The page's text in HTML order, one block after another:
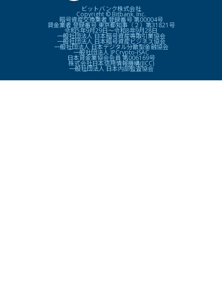
ビットバンク株式会社
Copyright © Bitbank, Inc.
暗号資産交換業者 登録番号 第00004号
貸金業者 登録番号 東京都知事（２）第31821号
令和5年9月29日〜令和8年9月28日
一般社団法人 日本暗号資産等取引業協会
一般社団法人 日本暗号資産ビジネス協会
一般社団法人 日本デジタル分散型金融協会
一般社団法人 JPCrypto-ISAC
日本貸金業協会会員 第006169号
株式会社日本信用情報機構(JICC)
一般社団法人 日本内部監査協会